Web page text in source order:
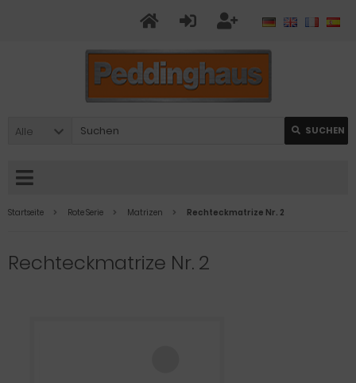
Alle SUCHEN
Startseite Rote Serie Matrizen Rechteckmatrize Nr. 2
Rechteckmatrize Nr. 2